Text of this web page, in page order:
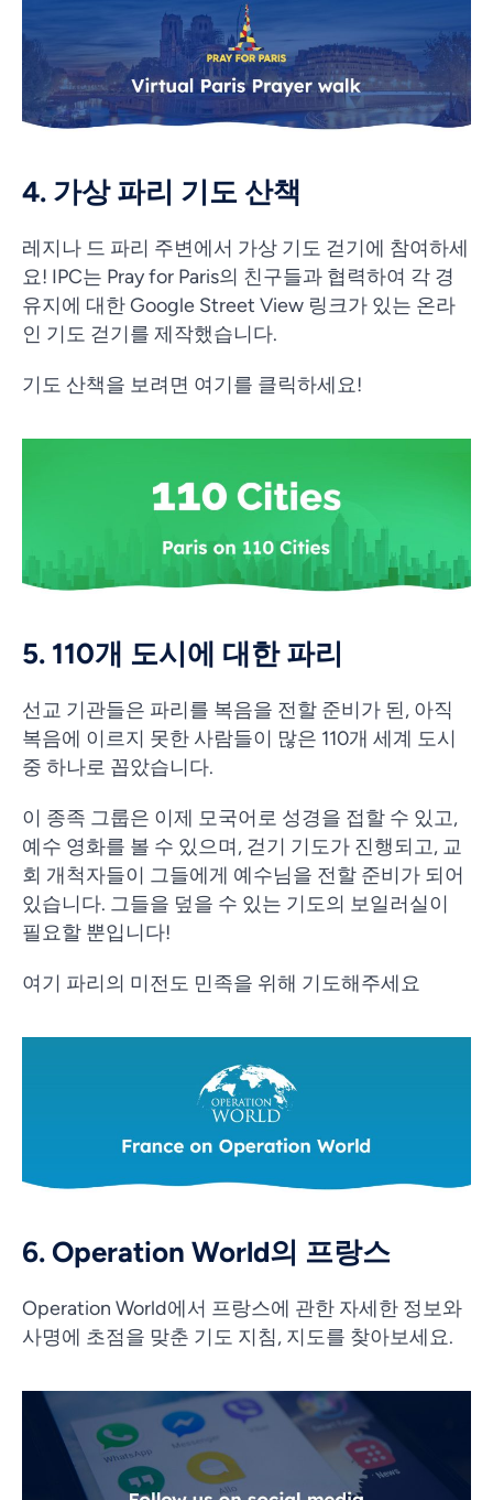
4. 가상 파리 기도 산책
레지나 드 파리 주변에서 가상 기도 걷기에 참여하세
요! IPC는 Pray for Paris의 친구들과 협력하여 각 경
유지에 대한 Google Street View 링크가 있는 온라
인 기도 걷기를 제작했습니다.
기도 산책을 보려면 여기를 클릭하세요!
5. 110개 도시에 대한 파리
선교 기관들은 파리를 복음을 전할 준비가 된, 아직
복음에 이르지 못한 사람들이 많은 110개 세계 도시
중 하나로 꼽았습니다.
이 종족 그룹은 이제 모국어로 성경을 접할 수 있고,
예수 영화를 볼 수 있으며, 걷기 기도가 진행되고, 교
회 개척자들이 그들에게 예수님을 전할 준비가 되어
있습니다. 그들을 덮을 수 있는 기도의 보일러실이
필요할 뿐입니다!
여기 파리의 미전도 민족을 위해 기도해주세요
6. Operation World의 프랑스
Operation World에서 프랑스에 관한 자세한 정보와
사명에 초점을 맞춘 기도 지침, 지도를 찾아보세요.